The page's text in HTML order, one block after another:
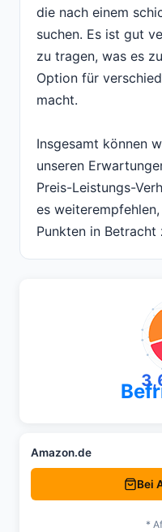
die nach einem
suchen. Es ist gut
zu tragen, was es
Option für
macht.
Insgesamt können
unseren
Preis-Leistungs-
es
Punkten in Betracht
Amazon.de
Bei
*